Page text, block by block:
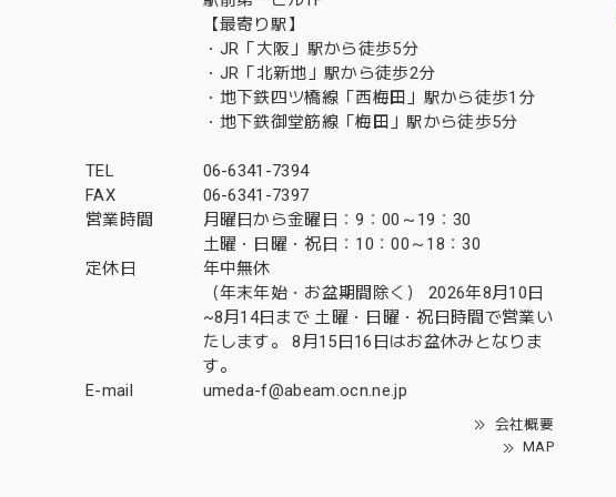
【最寄り駅】
・JR「大阪」駅から徒歩5分
・JR「北新地」駅から徒歩2分
・地下鉄四ツ橋線「西梅田」駅から徒歩1分
・地下鉄御堂筋線「梅田」駅から徒歩5分
TEL
06-6341-7394
FAX
06-6341-7397
営業時間
月曜日から金曜日：9：00～19：30
土曜・日曜・祝日：10：00～18：30
定休日
年中無休
（年末年始・お盆期間除く） 2026年8月10日
~8月14日まで 土曜・日曜・祝日時間で営業い
たします。 8月15日16日はお盆休みとなりま
す。
E-mail
umeda-f@abeam.ocn.ne.jp
会社概要
MAP